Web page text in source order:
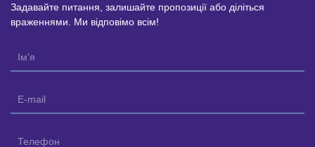
Задавайте питання, залишайте пропозиції або діліться
враженнями. Ми відповімо всім!